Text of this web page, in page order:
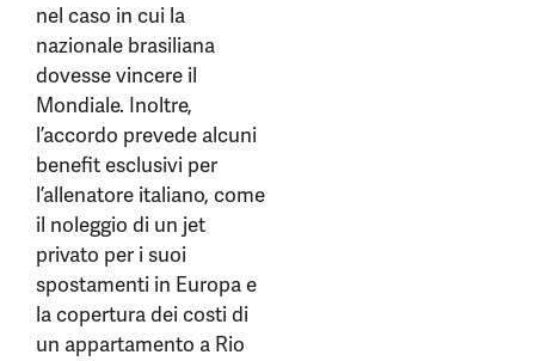
nel caso in cui la
nazionale brasiliana
dovesse vincere il
Mondiale. Inoltre,
l’accordo prevede alcuni
benefit esclusivi per
l’allenatore italiano, come
il noleggio di un jet
privato per i suoi
spostamenti in Europa e
la copertura dei costi di
un appartamento a Rio